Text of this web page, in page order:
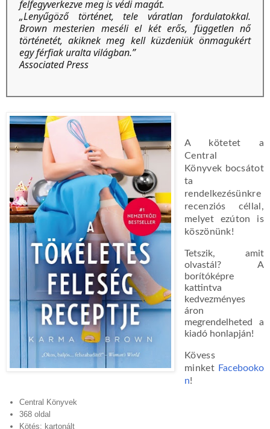
felfegyverkezve meg is védi magát.
„Lenyűgöző történet, tele váratlan fordulatokkal.
Brown mesterien meséli el két erős, független nő
történetét, akiknek meg kell küzdeniük önmagukért
egy férfiak uralta világban.”
Associated Press
A kötetet a
Central
Könyvek bocsátot
ta
rendelkezésünkre
recenziós céllal,
melyet ezúton is
köszönünk!
Tetszik, amit
olvastál? A
borítóképre
kattintva
kedvezményes
áron
megrendelheted a
kiadó honlapján!
Kövess
minket Facebooko
n!
Central Könyvek
368 oldal
Kötés: kartonált